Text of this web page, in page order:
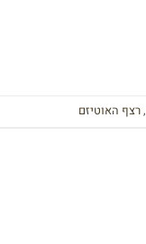
,רצף האוטיזם